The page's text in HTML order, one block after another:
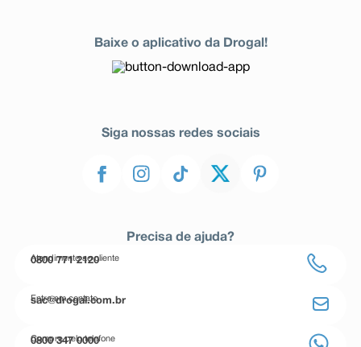
Baixe o aplicativo da Drogal!
Siga nossas redes sociais
Precisa de ajuda?
Atendimento ao cliente
0800 771 2120
Entre em contato
sac@drogal.com.br
Compre pelo telefone
0800 347 0000